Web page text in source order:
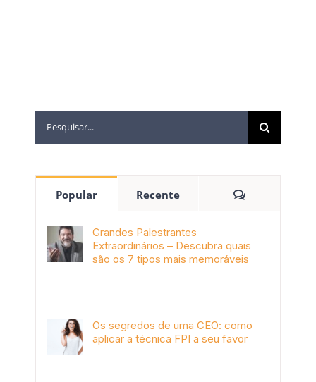
Popular Recente
Grandes Palestrantes
Extraordinários – Descubra quais
são os 7 tipos mais memoráveis
Os segredos de uma CEO: como
aplicar a técnica FPI a seu favor